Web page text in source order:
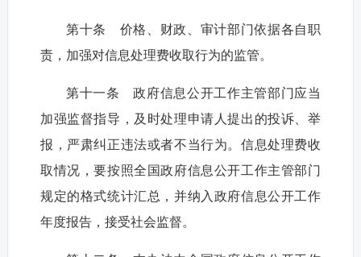
第十条 价格、财政、审计部门依据各自职
责，加强对信息处理费收取行为的监管。
第十一条 政府信息公开工作主管部门应当
加强监督指导，及时处理申请人提出的投诉、举
报，严肃纠正违法或者不当行为。信息处理费收
取情况，要按照全国政府信息公开工作主管部门
规定的格式统计汇总，并纳入政府信息公开工作
年度报告，接受社会监督。